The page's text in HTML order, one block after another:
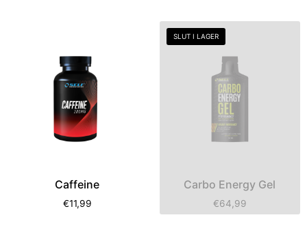
Caffeine
€11,99
SLUT I LAGER
Carbo Energy Gel
€64,99